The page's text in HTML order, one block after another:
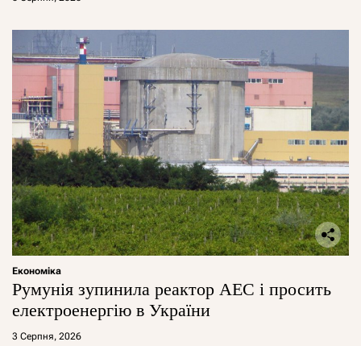
Економіка
Румунія зупинила реактор АЕС і просить
електроенергію в України
3 Серпня, 2026